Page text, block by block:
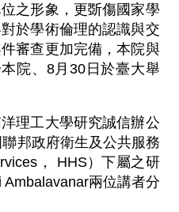
之形象，更斲傷國家學
於學術倫理的認識與交
審查更加完備，本院與
院、8月30日於臺大舉
理工大學研究誠信辦公
邦政府衛生及公共服務
， HHS）下屬之研
兩位講者分